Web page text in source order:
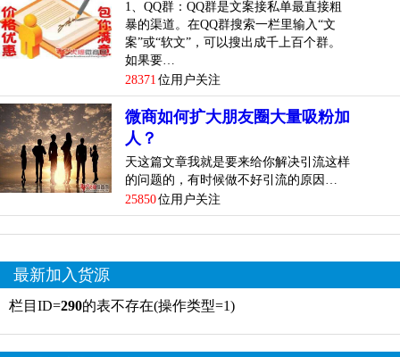
1、QQ群：QQ群是文案接私单最直接粗
暴的渠道。在QQ群搜索一栏里输入“文
案”或“软文”，可以搜出成千上百个群。
如果要…
28371 位用户关注
微商如何扩大朋友圈大量吸粉加
人？
天这篇文章我就是要来给你解决引流这样
的问题的，有时候做不好引流的原因…
25850位用户关注
最新加入货源
栏目ID=290的表不存在(操作类型=1)